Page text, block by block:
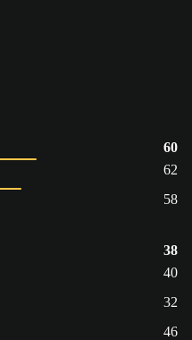
60
62
58
38
40
32
46